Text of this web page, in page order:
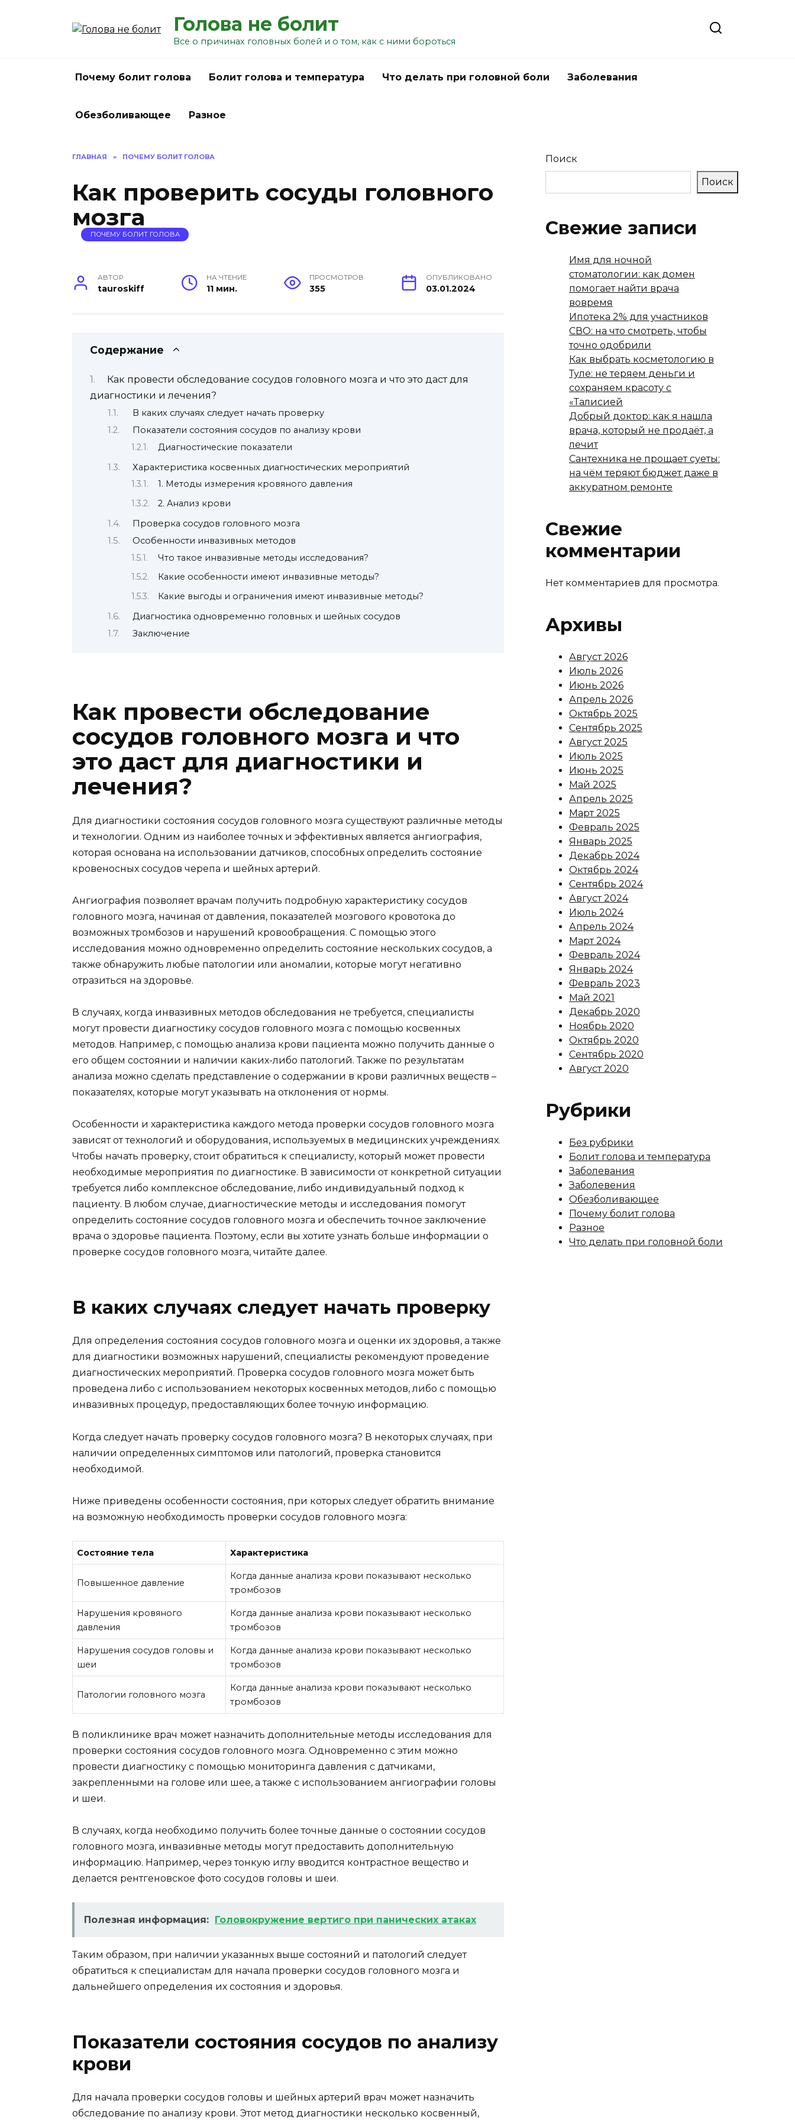
Голова не болит
Все о причинах головных болей и о том, как с ними бороться
Почему болит голова Болит голова и температура Что делать при головной боли Заболевания
Обезболивающее Разное
ГЛАВНАЯ » ПОЧЕМУ БОЛИТ ГОЛОВА
Как проверить сосуды головного
мозга
ПОЧЕМУ БОЛИТ ГОЛОВА
АВТОР
tauroskiff
НА ЧТЕНИЕ
11 мин.
ПРОСМОТРОВ
355
ОПУБЛИКОВАНО
03.01.2024
Содержание
Как провести обследование сосудов головного мозга и что это даст для
диагностики и лечения?
В каких случаях следует начать проверку
Показатели состояния сосудов по анализу крови
Диагностические показатели
Характеристика косвенных диагностических мероприятий
1. Методы измерения кровяного давления
2. Анализ крови
Проверка сосудов головного мозга
Особенности инвазивных методов
Что такое инвазивные методы исследования?
Какие особенности имеют инвазивные методы?
Какие выгоды и ограничения имеют инвазивные методы?
Диагностика одновременно головных и шейных сосудов
Заключение
Как провести обследование
сосудов головного мозга и что
это даст для диагностики и
лечения?
Для диагностики состояния сосудов головного мозга существуют различные методы
и технологии. Одним из наиболее точных и эффективных является ангиография,
которая основана на использовании датчиков, способных определить состояние
кровеносных сосудов черепа и шейных артерий.
Ангиография позволяет врачам получить подробную характеристику сосудов
головного мозга, начиная от давления, показателей мозгового кровотока до
возможных тромбозов и нарушений кровообращения. С помощью этого
исследования можно одновременно определить состояние нескольких сосудов, а
также обнаружить любые патологии или аномалии, которые могут негативно
отразиться на здоровье.
В случаях, когда инвазивных методов обследования не требуется, специалисты
могут провести диагностику сосудов головного мозга с помощью косвенных
методов. Например, с помощью анализа крови пациента можно получить данные о
его общем состоянии и наличии каких-либо патологий. Также по результатам
анализа можно сделать представление о содержании в крови различных веществ –
показателях, которые могут указывать на отклонения от нормы.
Особенности и характеристика каждого метода проверки сосудов головного мозга
зависят от технологий и оборудования, используемых в медицинских учреждениях.
Чтобы начать проверку, стоит обратиться к специалисту, который может провести
необходимые мероприятия по диагностике. В зависимости от конкретной ситуации
требуется либо комплексное обследование, либо индивидуальный подход к
пациенту. В любом случае, диагностические методы и исследования помогут
определить состояние сосудов головного мозга и обеспечить точное заключение
врача о здоровье пациента. Поэтому, если вы хотите узнать больше информации о
проверке сосудов головного мозга, читайте далее.
В каких случаях следует начать проверку
Для определения состояния сосудов головного мозга и оценки их здоровья, а также
для диагностики возможных нарушений, специалисты рекомендуют проведение
диагностических мероприятий. Проверка сосудов головного мозга может быть
проведена либо с использованием некоторых косвенных методов, либо с помощью
инвазивных процедур, предоставляющих более точную информацию.
Когда следует начать проверку сосудов головного мозга? В некоторых случаях, при
наличии определенных симптомов или патологий, проверка становится
необходимой.
Ниже приведены особенности состояния, при которых следует обратить внимание
на возможную необходимость проверки сосудов головного мозга:
Состояние тела Характеристика
Повышенное давление
Когда данные анализа крови показывают несколько
тромбозов
Нарушения кровяного
давления
Когда данные анализа крови показывают несколько
тромбозов
Нарушения сосудов головы и
шеи
Когда данные анализа крови показывают несколько
тромбозов
Патологии головного мозга
Когда данные анализа крови показывают несколько
тромбозов
В поликлинике врач может назначить дополнительные методы исследования для
проверки состояния сосудов головного мозга. Одновременно с этим можно
провести диагностику с помощью мониторинга давления с датчиками,
закрепленными на голове или шее, а также с использованием ангиографии головы
и шеи.
В случаях, когда необходимо получить более точные данные о состоянии сосудов
головного мозга, инвазивные методы могут предоставить дополнительную
информацию. Например, через тонкую иглу вводится контрастное вещество и
делается рентгеновское фото сосудов головы и шеи.
Полезная информация: Головокружение вертиго при панических атаках
Таким образом, при наличии указанных выше состояний и патологий следует
обратиться к специалистам для начала проверки сосудов головного мозга и
дальнейшего определения их состояния и здоровья.
Показатели состояния сосудов по анализу
крови
Для начала проверки сосудов головы и шейных артерий врач может назначить
обследование по анализу крови. Этот метод диагностики несколько косвенный,
Поиск
Поиск
Свежие записи
Имя для ночной
стоматологии: как домен
помогает найти врача
вовремя
Ипотека 2% для участников
СВО: на что смотреть, чтобы
точно одобрили
Как выбрать косметологию в
Туле: не теряем деньги и
сохраняем красоту с
«Талисией
Добрый доктор: как я нашла
врача, который не продаёт, а
лечит
Сантехника не прощает суеты:
на чём теряют бюджет даже в
аккуратном ремонте
Свежие
комментарии
Нет комментариев для просмотра.
Архивы
Август 2026
Июль 2026
Июнь 2026
Апрель 2026
Октябрь 2025
Сентябрь 2025
Август 2025
Июль 2025
Июнь 2025
Май 2025
Апрель 2025
Март 2025
Февраль 2025
Январь 2025
Декабрь 2024
Октябрь 2024
Сентябрь 2024
Август 2024
Июль 2024
Апрель 2024
Март 2024
Февраль 2024
Январь 2024
Февраль 2023
Май 2021
Декабрь 2020
Ноябрь 2020
Октябрь 2020
Сентябрь 2020
Август 2020
Рубрики
Без рубрики
Болит голова и температура
Заболевания
Заболевения
Обезболивающее
Почему болит голова
Разное
Что делать при головной боли